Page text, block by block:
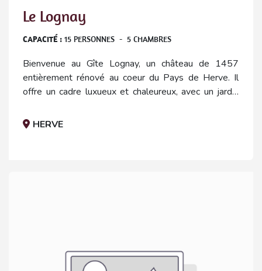
Le Lognay
CAPACITÉ : 15 PERSONNES - 5 CHAMBRES
Bienvenue au Gîte Lognay, un château de 1457
entièrement rénové au coeur du Pays de Herve. Il
offre un cadre luxueux et chaleureux, avec un jardin
HERVE